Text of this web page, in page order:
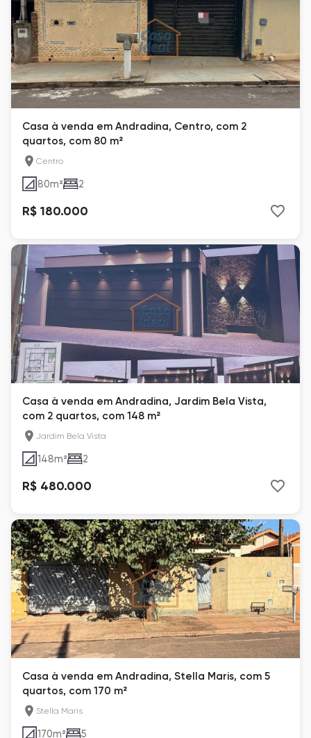
Casa à venda em Andradina, Centro, com 2
quartos, com 80 m²
Centro
80m² 2
R$ 180.000
Casa à venda em Andradina, Jardim Bela Vista,
com 2 quartos, com 148 m²
Jardim Bela Vista
148m² 2
R$ 480.000
Casa à venda em Andradina, Stella Maris, com 5
quartos, com 170 m²
Stella Maris
170m² 5